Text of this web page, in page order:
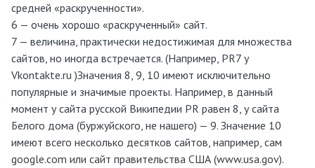
средней «раскрученности».
6 — очень хорошо «раскрученный» сайт.
7 — величина, практически недостижимая для множества
сайтов, но иногда встречается. (Например, PR7 у
Vkontakte.ru )Значения 8, 9, 10 имеют исключительно
популярные и значимые проекты. Например, в данный
момент у сайта русской Википедии PR равен 8, у сайта
Белого дома (буржуйского, не нашего) — 9. Значение 10
имеют всего несколько десятков сайтов, например, сам
google.com или сайт правительства США (www.usa.gov).